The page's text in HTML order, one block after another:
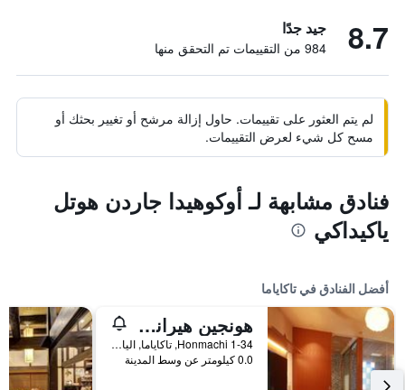
8.7 جيد جدًا
984 من التقييمات تم التحقق منها
لم يتم العثور على تقييمات. حاول إزالة مرشح أو تغيير بحثك أو
مسح كل شيء لعرض التقييمات.
فنادق مشابهة لـ أوكوهيدا جاردن هوتل
ياكيداكي
أفضل الفنادق في تاكاياما
هونجين هيرانويا كاشوان
1-34 Honmachi, تاكاياما, اليابان
0.0 كيلومتر عن وسط المدينة